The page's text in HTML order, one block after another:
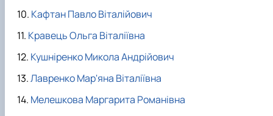
Кафтан Павло Віталійович
Кравець Ольга Віталіївна
Кушніренко Микола Андрійович
Лавренко Мар'яна Віталіївна
Мелешкова Маргарита Романівна